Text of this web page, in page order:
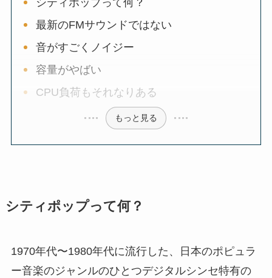
シティポップって何？
最新のFMサウンドではない
音がすごくノイジー
容量がやばい
CPU負荷もそれなりある
もっと見る
シティポップって何？
1970年代〜1980年代に流行した、日本のポピュラ
ー音楽のジャンルのひとつデジタルシンセ特有の